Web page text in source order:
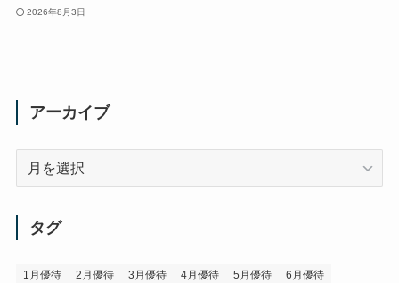
2026年8月3日
アーカイブ
タグ
1月優待 2月優待 3月優待 4月優待 5月優待
6月優待